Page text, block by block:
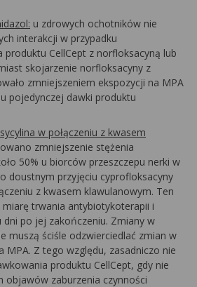
u zdrowych ochotników nie
interakcji w przypadku
produktu CellCept z norfloksacyną lub
skojarzenie norfloksacyny z
zmniejszeniem ekspozycji na MPA
pojedynczej dawki produktu
w połączeniu z kwasem
zmniejszenie stężenia
50% u biorców przeszczepu nerki w
doustnym przyjęciu cyprofloksacyny
z kwasem klawulanowym. Ten
miarę trwania antybiotykoterapii i
dni po jej zakończeniu. Zmiany w
muszą ściśle odzwierciedlać zmian w
MPA. Z tego względu, zasadniczo nie
produktu CellCept, gdy nie
objawów zaburzenia czynności